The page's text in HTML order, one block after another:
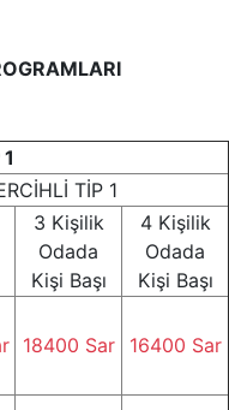
TİP 1
3 Kişilik
Odada
Kişi Başı
4 Kişilik
Odada
Kişi Başı
18400 Sar 16400 Sar